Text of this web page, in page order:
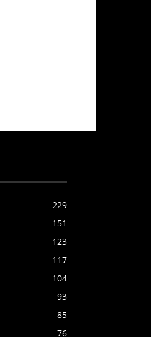
229
151
123
117
104
93
85
76